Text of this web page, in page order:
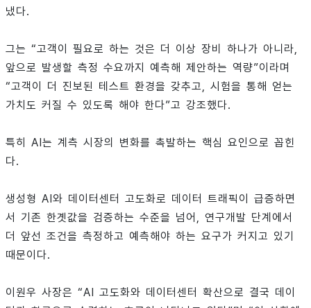
냈다.
그는 “고객이 필요로 하는 것은 더 이상 장비 하나가 아니라,
앞으로 발생할 측정 수요까지 예측해 제안하는 역량”이라며
“고객이 더 진보된 테스트 환경을 갖추고, 시험을 통해 얻는
가치도 커질 수 있도록 해야 한다”고 강조했다.
특히 AI는 계측 시장의 변화를 촉발하는 핵심 요인으로 꼽힌
다.
생성형 AI와 데이터센터 고도화로 데이터 트래픽이 급증하면
서 기존 한곗값을 검증하는 수준을 넘어, 연구개발 단계에서
더 앞선 조건을 측정하고 예측해야 하는 요구가 커지고 있기
때문이다.
이원우 사장은 “AI 고도화와 데이터센터 확산으로 결국 데이